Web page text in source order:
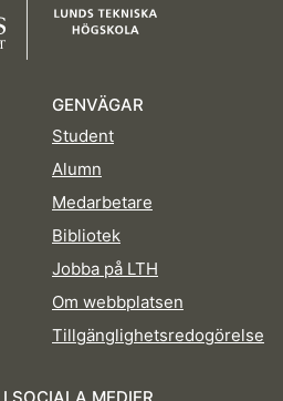
GENVÄGAR
Student
Alumn
Medarbetare
Bibliotek
Jobba på LTH
Om webbplatsen
Tillgänglighetsredogörelse
SOCIALA MEDIER